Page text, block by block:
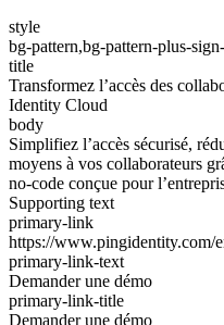
style
bg-pattern,bg-pattern-plus-
title
Transformez l’accès des
Identity Cloud
body
Simplifiez l’accès sécurisé,
moyens à vos collaborateurs
no-code conçue pour
Supporting text
primary-link
https://www.pingidentity.com/
primary-link-text
Demander une démo
primary-link-title
Demander une démo